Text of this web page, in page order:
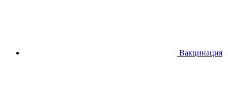
Вакцинация